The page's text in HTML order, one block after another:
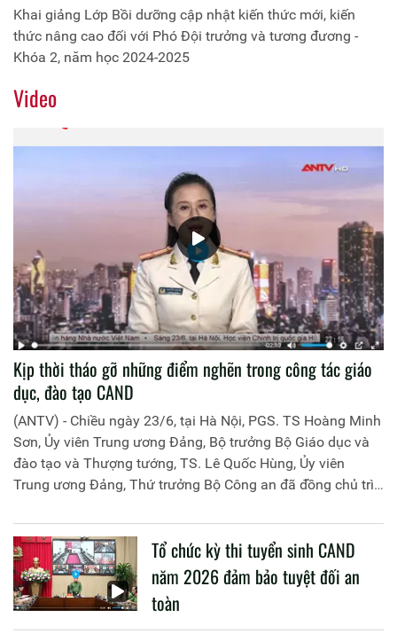
Khai giảng Lớp Bồi dưỡng cập nhật kiến thức mới, kiến
thức nâng cao đối với Phó Đội trưởng và tương đương -
Khóa 2, năm học 2024-2025
Video
Kịp thời tháo gỡ những điểm nghẽn trong công tác giáo
dục, đào tạo CAND
(ANTV) - Chiều ngày 23/6, tại Hà Nội, PGS. TS Hoàng Minh
Sơn, Ủy viên Trung ương Đảng, Bộ trưởng Bộ Giáo dục và
đào tạo và Thượng tướng, TS. Lê Quốc Hùng, Ủy viên
Trung ương Đảng, Thứ trưởng Bộ Công an đã đồng chủ trì
liên quan đến công tác giáo dục và đào tạo của lực lượng
CAND.
Tổ chức kỳ thi tuyển sinh CAND
năm 2026 đảm bảo tuyệt đối an
toàn